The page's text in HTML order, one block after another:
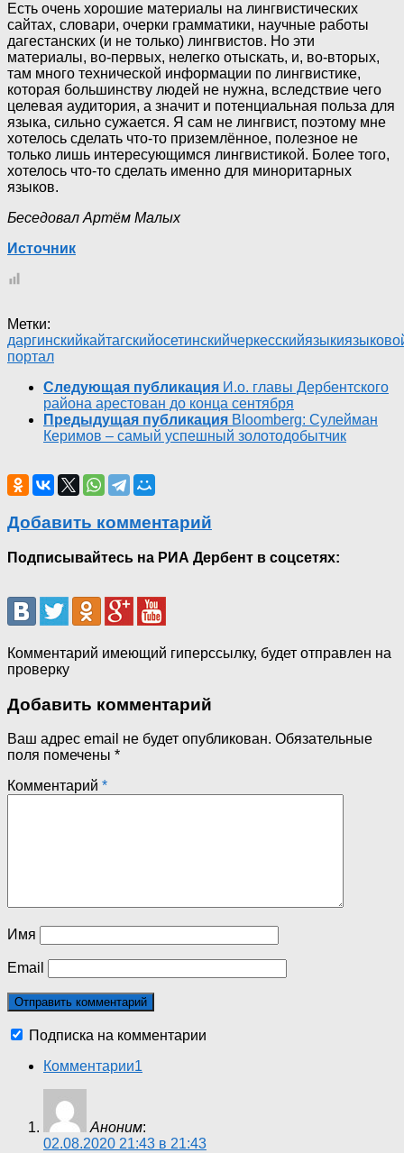
Есть очень хорошие материалы на лингвистических
сайтах, словари, очерки грамматики, научные работы
дагестанских (и не только) лингвистов. Но эти
материалы, во-первых, нелегко отыскать, и, во-вторых,
там много технической информации по лингвистике,
которая большинству людей не нужна, вследствие чего
целевая аудитория, а значит и потенциальная польза для
языка, сильно сужается. Я сам не лингвист, поэтому мне
хотелось сделать что-то приземлённое, полезное не
только лишь интересующимся лингвистикой. Более того,
хотелось что-то сделать именно для миноритарных
языков.
Беседовал Артём Малых
Источник
Метки:
даргинскийкайтагскийосетинскийчеркесскийязыки
портал
Следующая публикация И.о. главы Дербентского
района арестован до конца сентября
Предыдущая публикация Bloomberg: Сулейман
Керимов – самый успешный золотодобытчик
Добавить комментарий
Подписывайтесь на РИА Дербент в соцсетях:
Комментарий имеющий гиперссылку, будет отправлен на
проверку
Добавить комментарий
Ваш адрес email не будет опубликован. Обязательные
поля помечены *
Комментарий *
Имя
Email
Подписка на комментарии
Комментарии1
Аноним:
02.08.2020 21:43 в 21:43